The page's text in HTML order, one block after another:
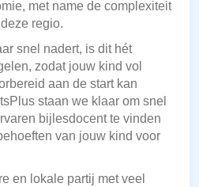
met name de complexiteit
regio.
snel nadert, is dit hét
zodat jouw kind vol
aan de start kan
staan we klaar om snel
bijlesdocent te vinden
van jouw kind voor
en lokale partij met veel